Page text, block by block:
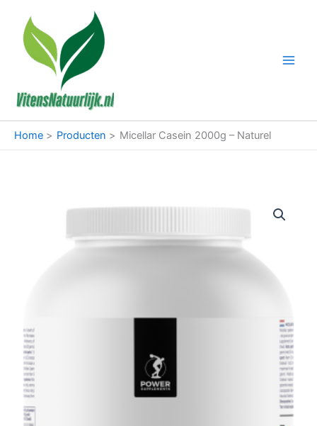
inhoud
Home Producten Micellar Casein 2000g – Naturel